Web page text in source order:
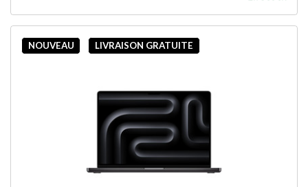
NOUVEAU LIVRAISON GRATUITE